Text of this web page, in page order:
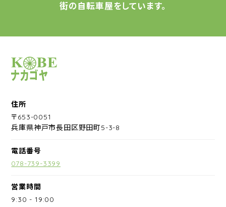
街の自転車屋をしています。
サイクルショップナカゴヤ
住所
〒653-0051
兵庫県神戸市長田区野田町5-3-8
電話番号
078-739-3399
営業時間
9:30 -19:00